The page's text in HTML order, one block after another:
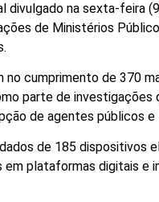
divulgado na sexta-feira
de Ministérios
cumprimento de 370
parte de investigações
de agentes públicos e
de 185 dispositivos
em plataformas digitais